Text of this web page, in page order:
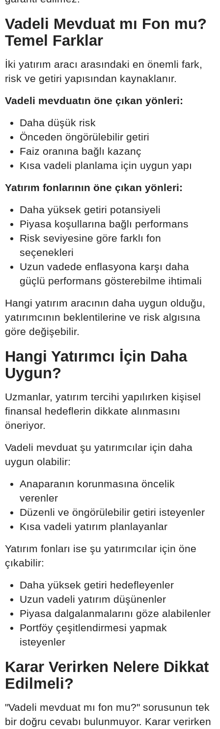
Vadeli Mevduat mı Fon mu?
Temel Farklar
İki yatırım aracı arasındaki en önemli fark,
risk ve getiri yapısından kaynaklanır.
Vadeli mevduatın öne çıkan yönleri:
Daha düşük risk
Önceden öngörülebilir getiri
Faiz oranına bağlı kazanç
Kısa vadeli planlama için uygun yapı
Yatırım fonlarının öne çıkan yönleri:
Daha yüksek getiri potansiyeli
Piyasa koşullarına bağlı performans
Risk seviyesine göre farklı fon
seçenekleri
Uzun vadede enflasyona karşı daha
güçlü performans gösterebilme ihtimali
Hangi yatırım aracının daha uygun olduğu,
yatırımcının beklentilerine ve risk algısına
göre değişebilir.
Hangi Yatırımcı İçin Daha
Uygun?
Uzmanlar, yatırım tercihi yapılırken kişisel
finansal hedeflerin dikkate alınmasını
öneriyor.
Vadeli mevduat şu yatırımcılar için daha
uygun olabilir:
Anaparanın korunmasına öncelik
verenler
Düzenli ve öngörülebilir getiri isteyenler
Kısa vadeli yatırım planlayanlar
Yatırım fonları ise şu yatırımcılar için öne
çıkabilir:
Daha yüksek getiri hedefleyenler
Uzun vadeli yatırım düşünenler
Piyasa dalgalanmalarını göze alabilenler
Portföy çeşitlendirmesi yapmak
isteyenler
Karar Verirken Nelere Dikkat
Edilmeli?
"Vadeli mevduat mı fon mu?" sorusunun tek
bir doğru cevabı bulunmuyor. Karar verirken